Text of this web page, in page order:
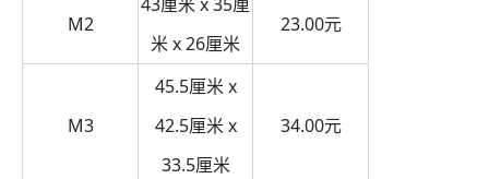
M2
米 x 26厘米
23.00元
M3
45.5厘米 x
42.5厘米 x
33.5厘米
34.00元